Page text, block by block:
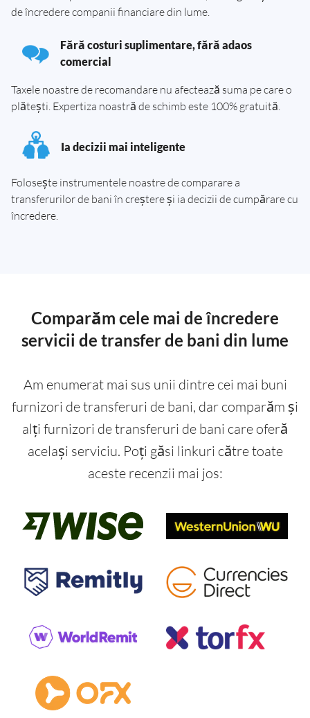
de încredere companii financiare din lume.
Fără costuri suplimentare, fără adaos
comercial
Taxele noastre de recomandare nu afectează suma pe care o
plătești. Expertiza noastră de schimb este 100% gratuită.
Ia decizii mai inteligente
Folosește instrumentele noastre de comparare a
transferurilor de bani în creștere și ia decizii de cumpărare cu
încredere.
Comparăm cele mai de încredere
servicii de transfer de bani din lume
Am enumerat mai sus unii dintre cei mai buni
furnizori de transferuri de bani, dar comparăm și
alți furnizori de transferuri de bani care oferă
același serviciu. Poți găsi linkuri către toate
aceste recenzii mai jos: